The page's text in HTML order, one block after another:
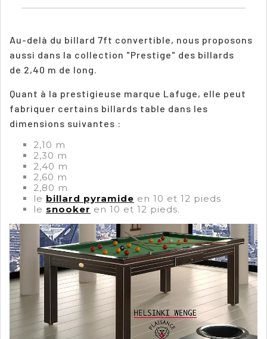
Au-delà du billard 7ft convertible, nous proposons
aussi dans la collection "Prestige" des billards
de 2,40 m de long.
Quant à la prestigieuse marque Lafuge, elle peut
fabriquer certains billards table dans les
dimensions suivantes :
2,10 m
2,30 m
2,40 m
2,60 m
2,80 m
le billard pyramide en 10 et 12 pieds
le snooker en 10 et 12 pieds.